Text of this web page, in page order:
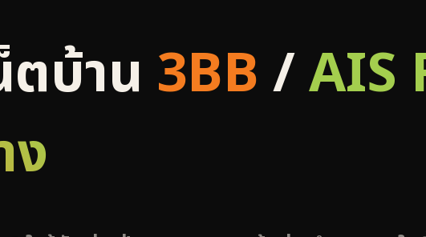
บ้าน 3BB/AIS
ง